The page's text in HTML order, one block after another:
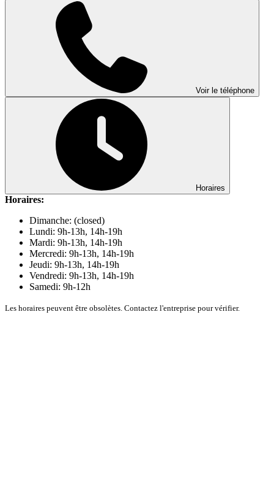
Voir le téléphone
Horaires
Horaires:
Dimanche: (closed)
Lundi: 9h-13h, 14h-19h
Mardi: 9h-13h, 14h-19h
Mercredi: 9h-13h, 14h-19h
Jeudi: 9h-13h, 14h-19h
Vendredi: 9h-13h, 14h-19h
Samedi: 9h-12h
Les horaires peuvent être obsolètes. Contactez l'entreprise pour vérifier.